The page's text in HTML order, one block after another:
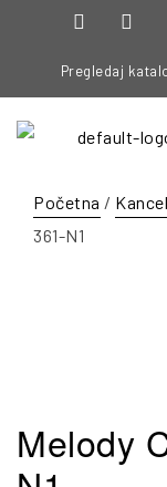
Pregledaj
Početna /
361-N1
Melody